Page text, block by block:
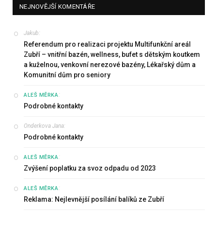
NEJNOVĚJŠÍ KOMENTÁŘE
Jakub:
Referendum pro realizaci projektu Multifunkční areál
Zubří – vnitřní bazén, wellness, bufet s dětským koutkem
a kuželnou, venkovní nerezové bazény, Lékařský dům a
Komunitní dům pro seniory
ALEŠ MĚRKA:
Podrobné kontakty
Onderkova Jana:
Podrobné kontakty
ALEŠ MĚRKA:
Zvýšení poplatku za svoz odpadu od 2023
ALEŠ MĚRKA:
Reklama: Nejlevnější posílání balíků ze Zubří